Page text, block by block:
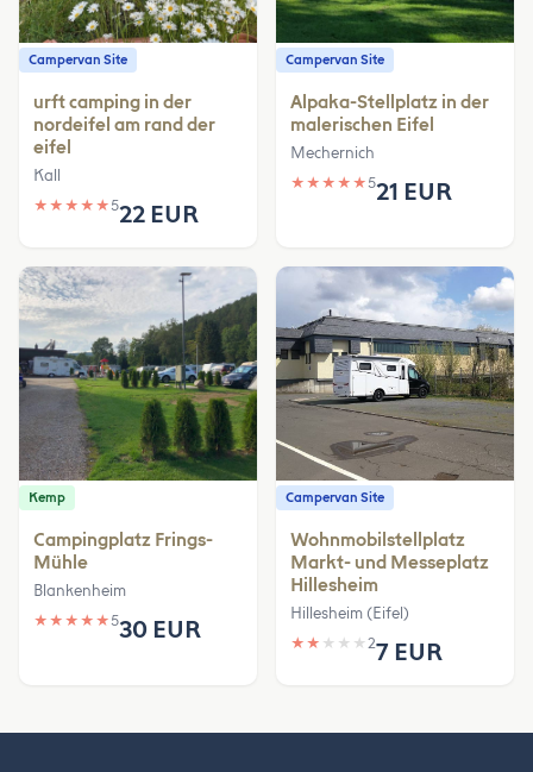
Campervan Site
urft camping in der
nordeifel am rand der
eifel
Kall
★ ★ ★ ★ ★522 EUR
Campervan Site
Alpaka-Stellplatz in der
malerischen Eifel
Mechernich
★ ★ ★ ★ ★521 EUR
Kemp
Campingplatz Frings-
Mühle
Blankenheim
★ ★ ★ ★ ★530 EUR
Campervan Site
Wohnmobilstellplatz
Markt- und Messeplatz
Hillesheim
Hillesheim (Eifel)
★ ★ ★ ★ ★ 27 EUR